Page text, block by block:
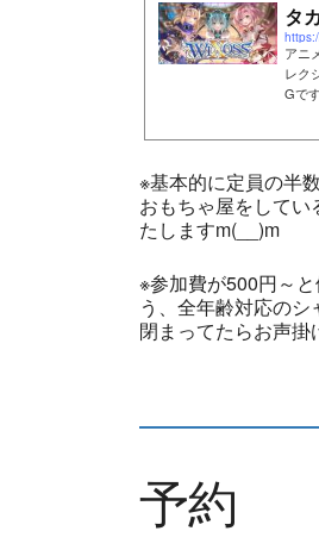
タ
アニ
レク
Gで
※基本的に定員の半
おもちゃ屋をして
たしますm(__)m
※参加費が500円～
う、全年齢対応の
閉まってたらお声掛
予約